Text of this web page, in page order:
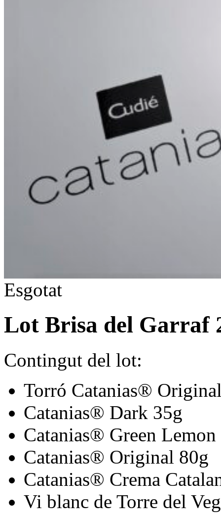
Esgotat
Lot Brisa del Garraf
Contingut del lot:
Torró Catanias®
Catanias® Dark 35g
Catanias® Green Lemon
Catanias® Original 80g
Catanias® Crema
Vi blanc de Torre del